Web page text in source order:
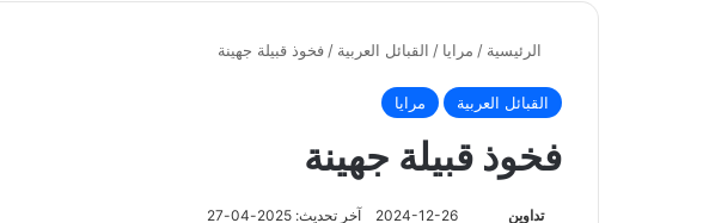
الرئيسية / مرايا / القبائل العربية / فخوذ قبيلة جهينة
القبائل العربية مرايا
فخوذ قبيلة جهينة
تداوين 2024-12-26 آخر تحديث: 2025-04-27